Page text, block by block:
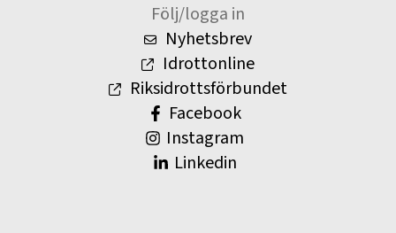
Följ/logga in
Nyhetsbrev
Idrottonline
Riksidrottsförbundet
Facebook
Instagram
Linkedin